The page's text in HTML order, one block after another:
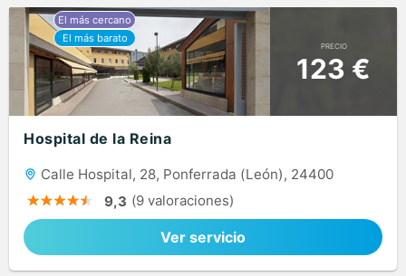
PRECIO
123 €
Hospital de la Reina
Calle Hospital, 28, Ponferrada (León), 24400
9,3 (9 valoraciones)
Ver servicio